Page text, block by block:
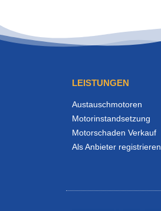
LEISTUNGEN
Austauschmotoren
Motorinstandsetzung
Motorschaden Verkauf
Als Anbieter registrieren